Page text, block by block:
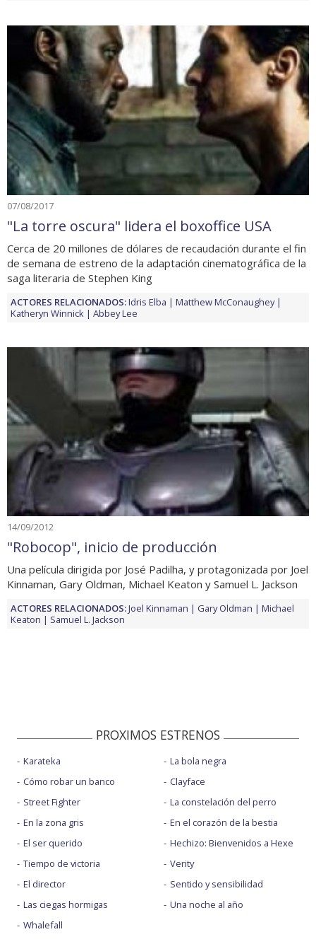
07/08/2017
"La torre oscura" lidera el boxoffice USA
Cerca de 20 millones de dólares de recaudación durante el fin
de semana de estreno de la adaptación cinematográfica de la
saga literaria de Stephen King
ACTORES RELACIONADOS:Idris Elba
Matthew McConaughey
Katheryn Winnick
Abbey Lee
14/09/2012
"Robocop", inicio de producción
Una película dirigida por José Padilha, y protagonizada por Joel
Kinnaman, Gary Oldman, Michael Keaton y Samuel L. Jackson
ACTORES RELACIONADOS:Joel Kinnaman Gary Oldman
Michael
Keaton
Samuel L. Jackson
PROXIMOS ESTRENOS
Karateka
Cómo robar un banco
Street Fighter
En la zona gris
El ser querido
Tiempo de victoria
El director
Las ciegas hormigas
Whalefall
La bola negra
Clayface
La constelación del perro
En el corazón de la bestia
Hechizo: Bienvenidos a Hexe
Verity
Sentido y sensibilidad
Una noche al año